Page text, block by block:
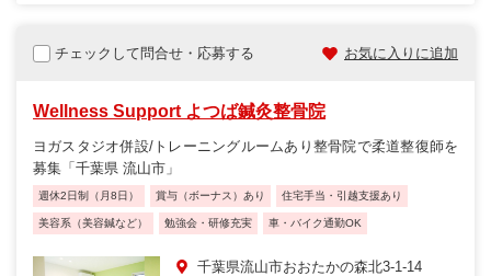
チェックして問合せ・応募する お気に入りに追加
Wellness Support よつば鍼灸整骨院
ヨガスタジオ併設/トレーニングルームあり整骨院で柔道整復師を
募集「千葉県 流山市」
週休2日制（月8日） 賞与（ボーナス）あり 住宅手当・引越支援あり
美容系（美容鍼など） 勉強会・研修充実 車・バイク通勤OK
千葉県流山市おおたかの森北3-1-14